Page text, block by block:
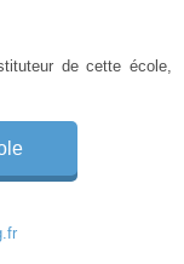
de cette école,